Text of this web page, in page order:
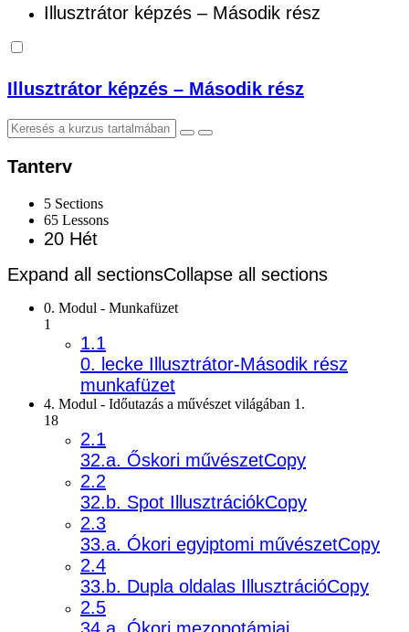
Illusztrátor képzés – Második rész
Illusztrátor képzés – Második rész
Tanterv
5 Sections
65 Lessons
20 Hét
Expand all sectionsCollapse all sections
0. Modul - Munkafüzet
1
1.1
0. lecke Illusztrátor-Második rész
munkafüzet
4. Modul - Időutazás a művészet világában 1.
18
2.1
32.a. Őskori művészetCopy
2.2
32.b. Spot IllusztrációkCopy
2.3
33.a. Ókori egyiptomi művészetCopy
2.4
33.b. Dupla oldalas IllusztrációCopy
2.5